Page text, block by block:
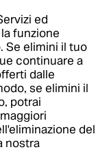
ed
funzione
Se elimini il tuo
continuare a
dalle
se elimini il
potrai
del
nostra